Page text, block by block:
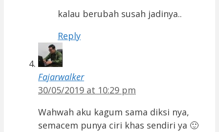
kalau berubah susah jadinya..
Reply
Fajarwalker
30/05/2019 at 10:29 pm
Wahwah aku kagum sama diksi nya,
semacem punya ciri khas sendiri ya 🙂